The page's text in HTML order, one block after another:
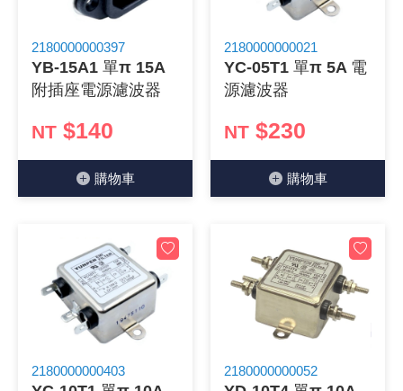
2180000000397
YB-15A1 單π 15A
附插座電源濾波器
NT $140
購物⾞
2180000000021
YC-05T1 單π 5A 電
源濾波器
NT $230
購物⾞
2180000000403 2180000000052